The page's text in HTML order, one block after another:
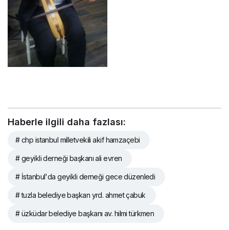
Haberle ilgili daha fazlası:
# chp istanbul milletvekili akif hamzaçebi
# geyikli derneği başkanı ali evren
# İstanbul'da geyikli derneği gece düzenledi
# tuzla belediye başkan yrd. ahmet çabuk
# üzküdar belediye başkanı av. hilmi türkmen